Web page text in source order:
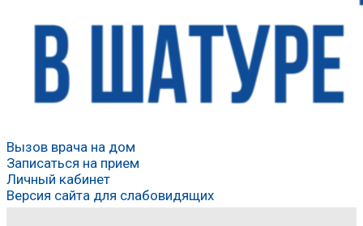
Вызов врача на дом
Записаться на прием
Личный кабинет
Версия сайта для слабовидящих